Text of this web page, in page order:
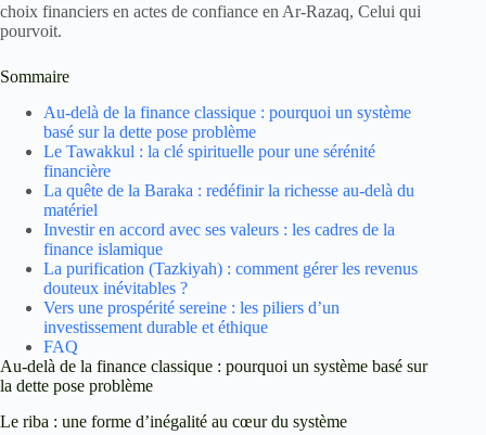
choix financiers en actes de confiance en Ar-Razaq, Celui qui
pourvoit.
Sommaire
Au-delà de la finance classique : pourquoi un système
basé sur la dette pose problème
Le Tawakkul : la clé spirituelle pour une sérénité
financière
La quête de la Baraka : redéfinir la richesse au-delà du
matériel
Investir en accord avec ses valeurs : les cadres de la
finance islamique
La purification (Tazkiyah) : comment gérer les revenus
douteux inévitables ?
Vers une prospérité sereine : les piliers d’un
investissement durable et éthique
FAQ
Au-delà de la finance classique : pourquoi un système basé sur
la dette pose problème
Le riba : une forme d’inégalité au cœur du système